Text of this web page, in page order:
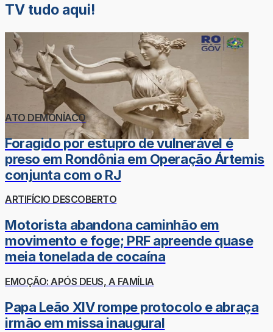
TV tudo aqui!
ATO DEMONÍACO
Foragido por estupro de vulnerável é
preso em Rondônia em Operação Ártemis
conjunta com o RJ
ARTIFÍCIO DESCOBERTO
Motorista abandona caminhão em
movimento e foge; PRF apreende quase
meia tonelada de cocaína
EMOÇÃO: APÓS DEUS, A FAMÍLIA
Papa Leão XIV rompe protocolo e abraça
irmão em missa inaugural